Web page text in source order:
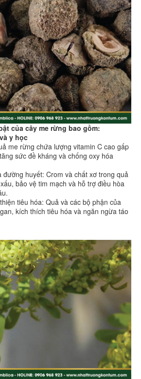
của cây me rừng bao gồm:
y học
me rừng chứa lượng vitamin C cao gấp
sức đề kháng và chống oxy hóa
huyết: Crom và chất xơ trong quả
bảo vệ tim mạch và hỗ trợ điều hòa
tiêu hóa: Quả và các bộ phận của
kích thích tiêu hóa và ngăn ngừa táo